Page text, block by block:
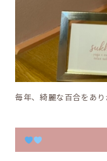
毎年、綺麗な百合をあ